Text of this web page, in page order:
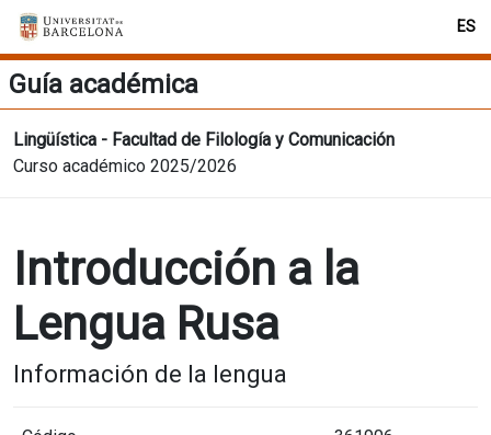
ES
Guía académica
Lingüística - Facultad de Filología y Comunicación
Curso académico 2025/2026
Introducción a la
Lengua Rusa
Información de la lengua